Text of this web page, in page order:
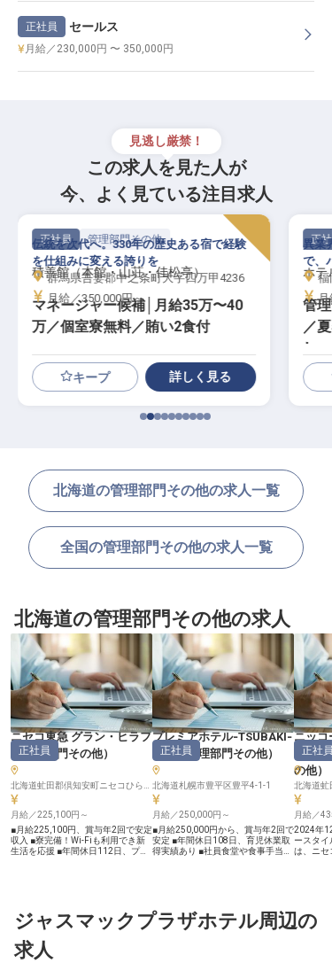
正社員 セールス
月給／230,000円 〜 350,000円
見逃し厳禁！
この求人を見た人が
今、よく見ている注目求人
正社員 管理部門その他
積善館（本館・山荘・佳松亭）
マネージャー候補│月給35万〜40
万／個室寮無料／賄い2食付
伝統を次代へ。330年の歴史ある宿で経験
を仕組みに変える誇りを
群馬県吾妻郡中之条町大字四万甲4236
月給／350,000円～
キープ 詳しく見る
正社
ホテ
管
／
し
異業
で、
福
月
北海道の管理部門その他の求人一覧
全国の管理部門その他の求人一覧
北海道の管理部門その他の求人
ニセコ東急 グラン・ヒラフ
（管理部門その他）
正社員
月給／225,100円～
■月給225,100円、賞与年2回で安定
収入 ■寮完備！Wi-Fiも利用でき新
生活を応援 ■年間休日112日、プラ
るお仕事です。 スキー場リフトチ
ケットオフィスでの接客や精算、レ
ど、多岐にわたる業務を通じて、お
客様の笑顔を間近で見ることができ
プレミアホテル‐TSUBAKI‐
札幌（管理部門その他）
正社員
北海道札幌市豊平区豊平4-1-1
月給／250,000円～
■月給250,000円から、賞与年2回で
安定 ■年間休日108日、育児休業取
得実績あり ■社員食堂や食事手当で
のお仕事です。 宴会や婚礼料理、
そしてレストランでの一皿一皿に、
ニッコ
の他）
正社員
月給／
2024年
ースタ
は、ニセ
「
顧客管理
ジャスマックプラザホテル周辺の
求人